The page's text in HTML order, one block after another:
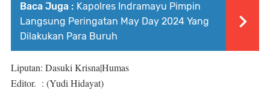
Baca Juga : Kapolres Indramayu Pimpin
Langsung Peringatan May Day 2024 Yang
Dilakukan Para Buruh
Liputan: Dasuki Krisna|Humas
Editor. : (Yudi Hidayat)